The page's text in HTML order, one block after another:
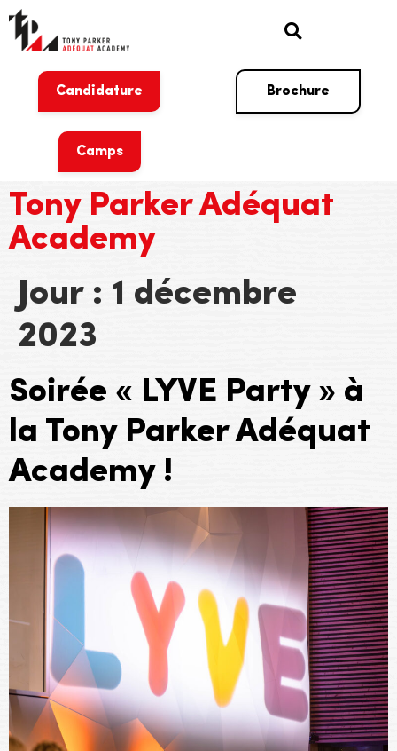
Candidature Brochure
Camps
Tony Parker Adéquat
Academy
Jour : 1 décembre
2023
Soirée « LYVE Party » à
la Tony Parker Adéquat
Academy !